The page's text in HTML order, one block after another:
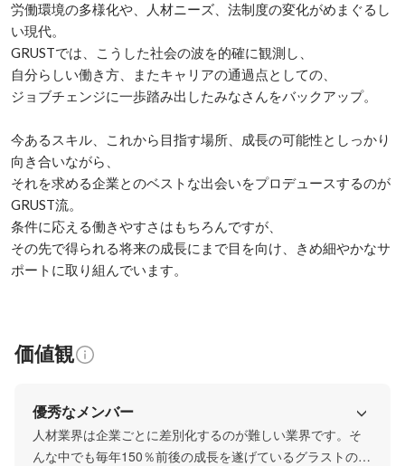
労働環境の多様化や、人材ニーズ、法制度の変化がめまぐるし
い現代。
GRUSTでは、こうした社会の波を的確に観測し、
自分らしい働き方、またキャリアの通過点としての、
ジョブチェンジに一歩踏み出したみなさんをバックアップ。
今あるスキル、これから目指す場所、成長の可能性としっかり
向き合いながら、
それを求める企業とのベストな出会いをプロデュースするのが
GRUST流。
条件に応える働きやすさはもちろんですが、
その先で得られる将来の成長にまで目を向け、きめ細やかなサ
ポートに取り組んでいます。
価値観
優秀なメンバー
人材業界は企業ごとに差別化するのが難しい業界です。そ
んな中でも毎年150％前後の成長を遂げているグラストの武